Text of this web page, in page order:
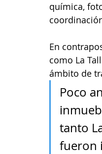
química,
En
como La
ámbito de
Poco
tanto
fueron